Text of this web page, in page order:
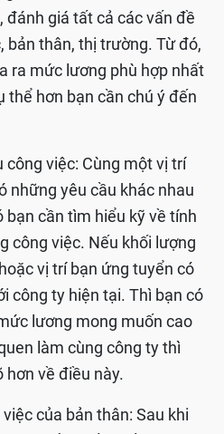
giá tất cả các vấn đề
bản thân, thị trường. Từ đó,
ra mức lương phù hợp nhất
thể hơn bạn cần chú ý đến
công việc: Cùng một vị trí
những yêu cầu khác nhau
bạn cần tìm hiểu kỹ về tính
công việc. Nếu khối lượng
vị trí bạn ứng tuyển có
công ty hiện tại. Thì bạn có
lương mong muốn cao
làm cùng công ty thì
hơn về điều này.
của bản thân: Sau khi